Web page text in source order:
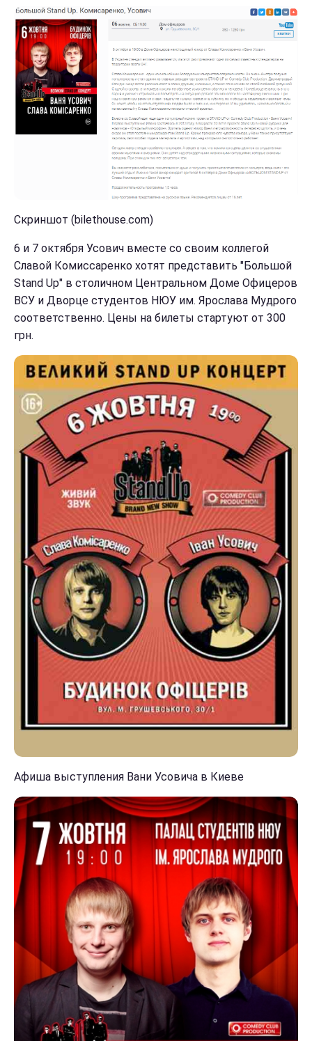
Скриншот (bilethouse.com)
6 и 7 октября Усович вместе со своим коллегой
Славой Комиссаренко хотят представить "Большой
Stand Up" в столичном Центральном Доме Офицеров
ВСУ и Дворце студентов НЮУ им. Ярослава Мудрого
соответственно. Цены на билеты стартуют от 300
грн.
Афиша выступления Вани Усовича в Киеве